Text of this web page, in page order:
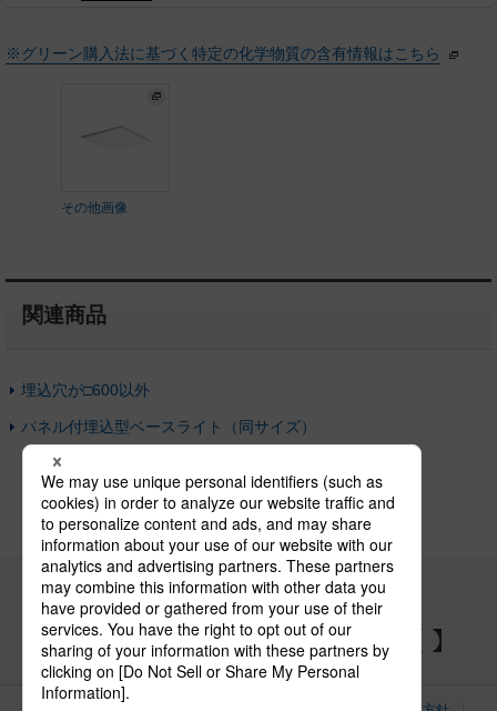
※グリーン購入法に基づく特定の化学物質の含有情報はこちら
その他画像
関連商品
埋込穴が□600以外
パネル付埋込型ベースライト（同サイズ）
パナソニックの電気設備 SNSアカウント